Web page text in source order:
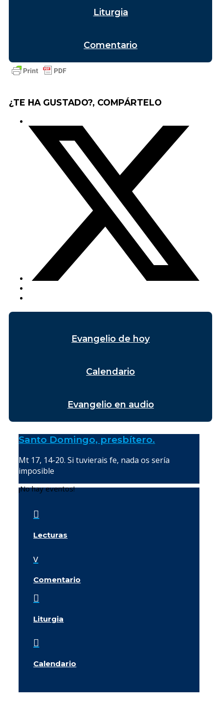
Liturgia
Comentario
¿TE HA GUSTADO?, COMPÁRTELO
Evangelio de hoy
Calendario
Evangelio en audio
Santo Domingo, presbítero.
Mt 17, 14-20. Si tuvierais fe, nada os sería
imposible
¡No hay eventos!

Lecturas
v
Comentario

Liturgia

Calendario